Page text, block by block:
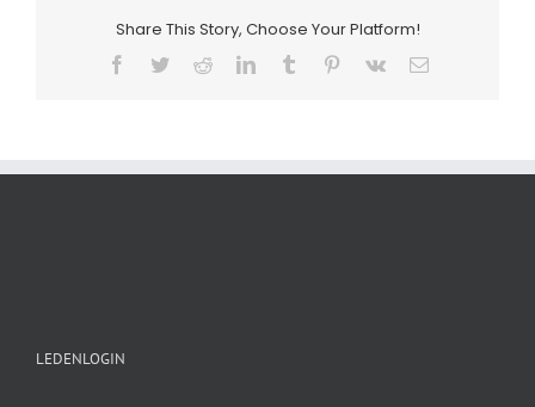
Share This Story, Choose Your Platform!
Facebook
TwitterRedditLinkedInTumblr Pinterest
Vk
E-
LEDENLOGIN